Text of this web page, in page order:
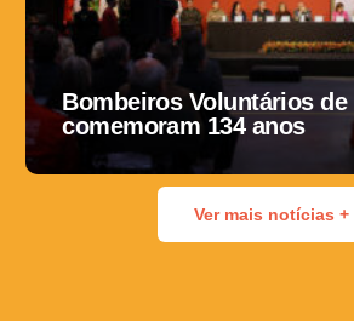
Bombeiros Voluntários
comemoram 134 anos
Ver mais notícias +